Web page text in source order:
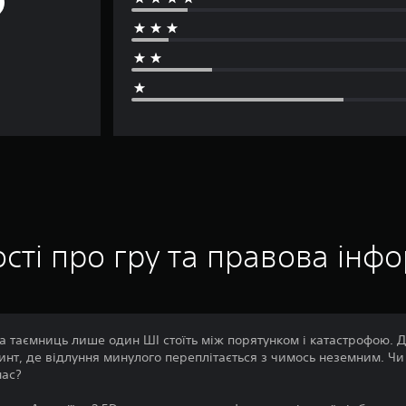
про гру та правова
таємниць лише один ШІ стоїть між порятунком і катастрофою.
де відлуння минулого переплітається з чимось неземним.